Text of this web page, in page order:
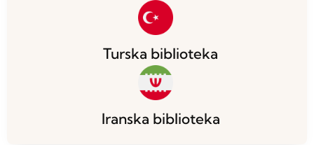
Turska biblioteka
Iranska biblioteka